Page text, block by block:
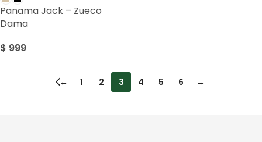
Panama Jack – Zueco
Dama
$ 999
← 1 2 3 4 5 6 →